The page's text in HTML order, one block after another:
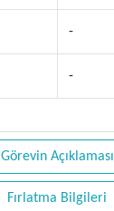
-
-
Görevin Açıklaması
Fırlatma Bilgileri